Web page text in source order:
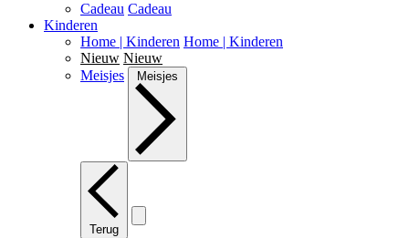
Cadeau Cadeau
Kinderen
Home | Kinderen Home | Kinderen
Nieuw Nieuw
Meisjes
Meisjes
Terug